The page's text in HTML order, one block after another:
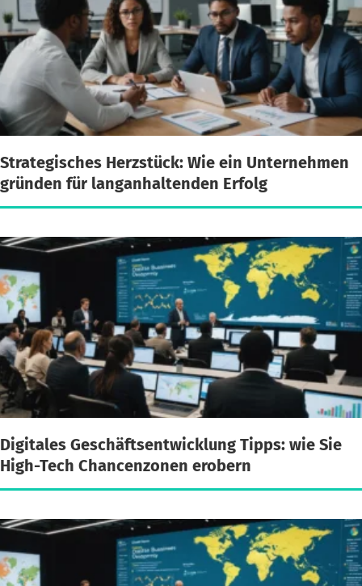
Strategisches Herzstück: Wie ein Unternehmen
gründen für langanhaltenden Erfolg
Digitales Geschäftsentwicklung Tipps: wie Sie
High-Tech Chancenzonen erobern